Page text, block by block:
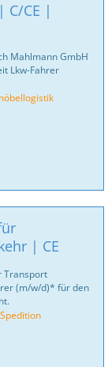
C/CE |
Mahlmann GmbH
Lkw-Fahrer
| CE
Transport
(m/w/d)* für den